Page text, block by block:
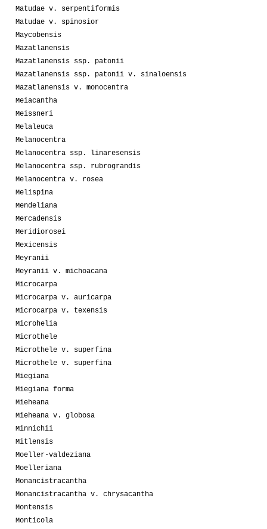
Matudae v. serpentiformis
Matudae v. spinosior
Maycobensis
Mazatlanensis
Mazatlanensis ssp. patonii
Mazatlanensis ssp. patonii v. sinaloensis
Mazatlanensis v. monocentra
Meiacantha
Meissneri
Melaleuca
Melanocentra
Melanocentra ssp. linaresensis
Melanocentra ssp. rubrograndis
Melanocentra v. rosea
Melispina
Mendeliana
Mercadensis
Meridiorosei
Mexicensis
Meyranii
Meyranii v. michoacana
Microcarpa
Microcarpa v. auricarpa
Microcarpa v. texensis
Microhelia
Microthele
Microthele v. superfina
Microthele v. superfina
Miegiana
Miegiana forma
Mieheana
Mieheana v. globosa
Minnichii
Mitlensis
Moeller-valdeziana
Moelleriana
Monancistracantha
Monancistracantha v. chrysacantha
Montensis
Monticola